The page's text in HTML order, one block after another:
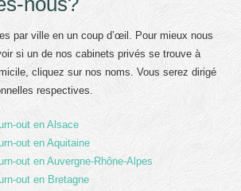
par ville en un coup d’œil. Pour mieux nous
si un de nos cabinets privés se trouve à
cliquez sur nos noms. Vous serez dirigé
respectives.
out en Alsace
out en Aquitaine
out en Auvergne-Rhône-Alpes
out en Bretagne